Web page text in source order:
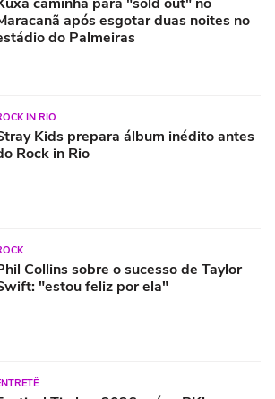
após esgotar duas noites no
do Palmeiras
IN RIO
Kids prepara álbum inédito antes
Rock in Rio
Collins sobre o sucesso de Taylor
"estou feliz por ela"